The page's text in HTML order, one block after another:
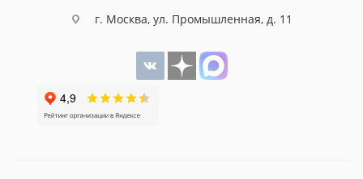
г. Москва, ул. Промышленная, д. 11